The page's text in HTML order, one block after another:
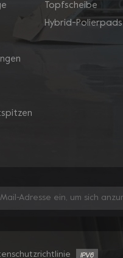
Topfscheibe
Hybrid-Polierpads